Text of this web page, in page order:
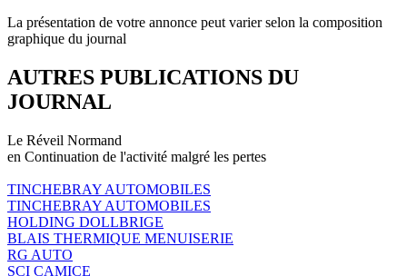
La présentation de votre annonce peut varier selon la composition
graphique du journal
AUTRES PUBLICATIONS DU
JOURNAL
Le Réveil Normand
en Continuation de l'activité malgré les pertes
TINCHEBRAY AUTOMOBILES
TINCHEBRAY AUTOMOBILES
HOLDING DOLLBRIGE
BLAIS THERMIQUE MENUISERIE
RG AUTO
SCI CAMICE